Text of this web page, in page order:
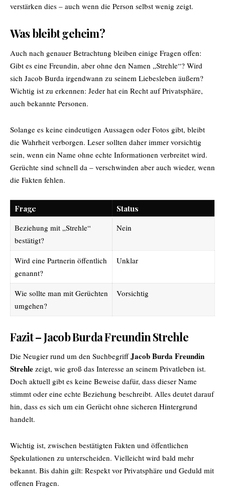
verstärken dies – auch wenn die Person selbst wenig zeigt.
Was bleibt geheim?
Auch nach genauer Betrachtung bleiben einige Fragen offen:
Gibt es eine Freundin, aber ohne den Namen „Strehle“? Wird
sich Jacob Burda irgendwann zu seinem Liebesleben äußern?
Wichtig ist zu erkennen: Jeder hat ein Recht auf Privatsphäre,
auch bekannte Personen.
Solange es keine eindeutigen Aussagen oder Fotos gibt, bleibt
die Wahrheit verborgen. Leser sollten daher immer vorsichtig
sein, wenn ein Name ohne echte Informationen verbreitet wird.
Gerüchte sind schnell da – verschwinden aber auch wieder, wenn
die Fakten fehlen.
Frage
Status
Beziehung mit „Strehle“
bestätigt?
Nein
Wird eine Partnerin öffentlich
genannt?
Unklar
Wie sollte man mit Gerüchten
umgehen?
Vorsichtig
Fazit – Jacob Burda Freundin Strehle
Die Neugier rund um den SuchbegriffJacob Burda Freundin
Strehle zeigt, wie groß das Interesse an seinem Privatleben ist.
Doch aktuell gibt es keine Beweise dafür, dass dieser Name
stimmt oder eine echte Beziehung beschreibt. Alles deutet darauf
hin, dass es sich um ein Gerücht ohne sicheren Hintergrund
handelt.
Wichtig ist, zwischen bestätigten Fakten und öffentlichen
Spekulationen zu unterscheiden. Vielleicht wird bald mehr
bekannt. Bis dahin gilt: Respekt vor Privatsphäre und Geduld mit
offenen Fragen.